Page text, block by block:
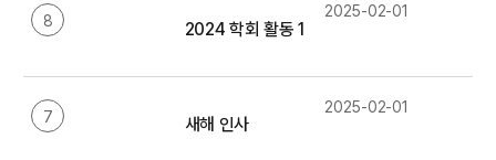
8 2024 학회 활동 1
2025-02-01
7 새해 인사
2025-02-01